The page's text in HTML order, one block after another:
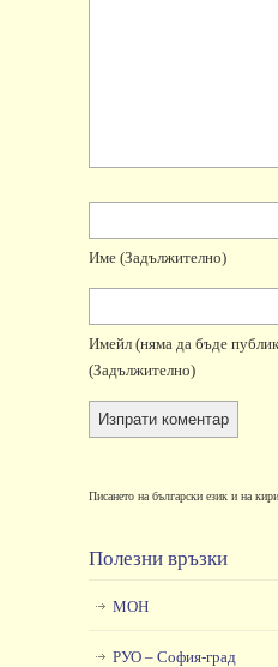
Име (задължително)
Имейл (няма да бъде
(задължително)
Писането на български език и на
Полезни връзки
МОН
РУО – София-град